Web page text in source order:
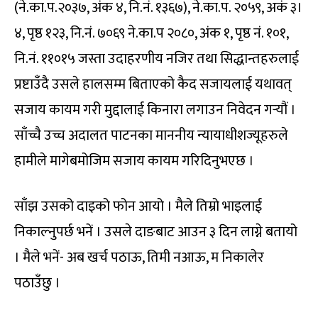
(ने.का.प.२०३७, अंक ४, नि.नं. १३६७), ने.का.प. २०५९, अकं ३।
४, पृष्ठ १२३, नि.नं. ७०६९ ने.का.प २०८०, अंक १, पृष्ठ नं. १०१,
नि.नं. ११०१५ जस्ता उदाहरणीय नजिर तथा सिद्धान्तहरुलाई
प्रष्टाउँदै उसले हालसम्म बिताएको कैद सजायलाई यथावत्
सजाय कायम गरी मुद्दालाई किनारा लगाउन निवेदन गर्‍यौं ।
साँच्चै उच्च अदालत पाटनका माननीय न्यायाधीशज्यूहरुले
हामीले मागेबमोजिम सजाय कायम गरिदिनुभएछ ।
साँझ उसको दाइको फोन आयो । मैले तिम्रो भाइलाई
निकाल्नुपर्छ भनें । उसले दाङबाट आउन ३ दिन लाग्ने बतायो
। मैले भनें- अब खर्च पठाऊ, तिमी नआऊ, म निकालेर
पठाउँछु ।